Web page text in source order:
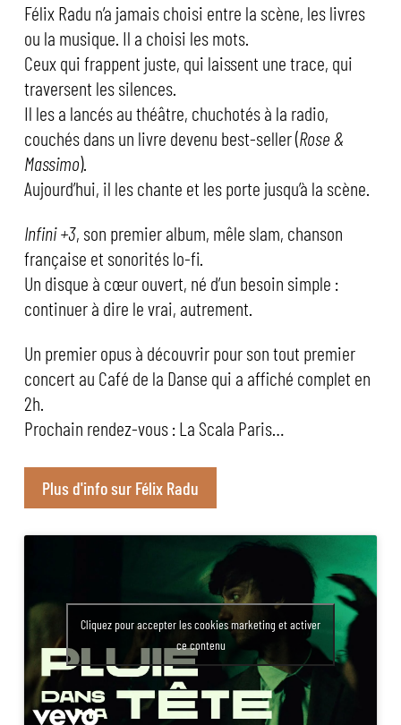
Félix Radu n’a jamais choisi entre la scène, les livres
ou la musique. Il a choisi les mots.
Ceux qui frappent juste, qui laissent une trace, qui
traversent les silences.
Il les a lancés au théâtre, chuchotés à la radio,
couchés dans un livre devenu best-seller (Rose &
Massimo).
Aujourd’hui, il les chante et les porte jusqu’à la scène.
Infini +3, son premier album, mêle slam, chanson
française et sonorités lo-fi.
Un disque à cœur ouvert, né d’un besoin simple :
continuer à dire le vrai, autrement.
Un premier opus à découvrir pour son tout premier
concert au Café de la Danse qui a affiché complet en
2h.
Prochain rendez-vous : La Scala Paris…
Plus d'info sur Félix Radu
Cliquez pour accepter les cookies marketing et activer
ce contenu